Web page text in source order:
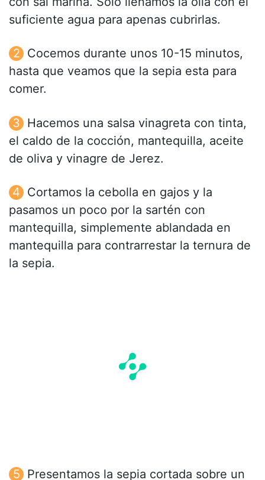
suficiente agua para apenas cubrirlas.
Cocemos durante unos 10-15 minutos,
hasta que veamos que la sepia esta para
comer.
Hacemos una salsa vinagreta con tinta,
el caldo de la cocción, mantequilla, aceite
de oliva y vinagre de Jerez.
Cortamos la cebolla en gajos y la
pasamos un poco por la sartén con
mantequilla, simplemente ablandada en
mantequilla para contrarrestar la ternura de
la sepia.
Presentamos la sepia cortada sobre un